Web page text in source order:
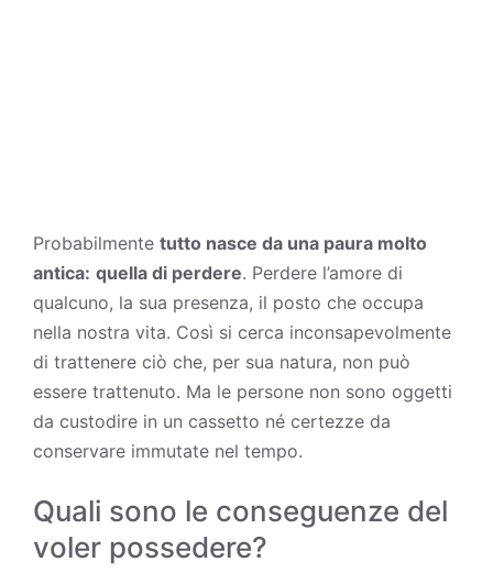
Probabilmente tutto nasce da una paura molto
antica: quella di perdere. Perdere l’amore di
qualcuno, la sua presenza, il posto che occupa
nella nostra vita. Così si cerca inconsapevolmente
di trattenere ciò che, per sua natura, non può
essere trattenuto. Ma le persone non sono oggetti
da custodire in un cassetto né certezze da
conservare immutate nel tempo.
Quali sono le conseguenze del
voler possedere?